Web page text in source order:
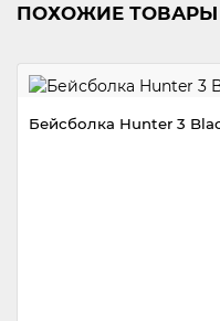
ПОХОЖИЕ ТОВАРЫ
Бейсболка Hunter 3